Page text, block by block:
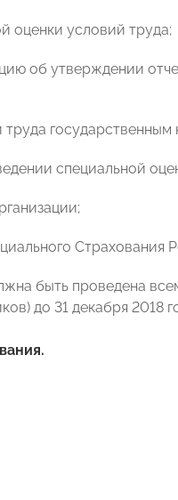
оценки условий труда;
об утверждении
специальной
Страхования
быть проведена
до 31 декабря 2018